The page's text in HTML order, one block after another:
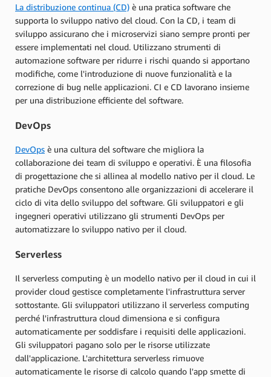
La distribuzione continua (CD) è una pratica software che
supporta lo sviluppo nativo del cloud. Con la CD, i team di
sviluppo assicurano che i microservizi siano sempre pronti per
essere implementati nel cloud. Utilizzano strumenti di
automazione software per ridurre i rischi quando si apportano
modifiche, come l'introduzione di nuove funzionalità e la
correzione di bug nelle applicazioni. CI e CD lavorano insieme
per una distribuzione efficiente del software.
DevOps
DevOps è una cultura del software che migliora la
collaborazione dei team di sviluppo e operativi. È una filosofia
di progettazione che si allinea al modello nativo per il cloud. Le
pratiche DevOps consentono alle organizzazioni di accelerare il
ciclo di vita dello sviluppo del software. Gli sviluppatori e gli
ingegneri operativi utilizzano gli strumenti DevOps per
automatizzare lo sviluppo nativo per il cloud.
Serverless
Il serverless computing è un modello nativo per il cloud in cui il
provider cloud gestisce completamente l'infrastruttura server
sottostante. Gli sviluppatori utilizzano il serverless computing
perché l'infrastruttura cloud dimensiona e si configura
automaticamente per soddisfare i requisiti delle applicazioni.
Gli sviluppatori pagano solo per le risorse utilizzate
dall'applicazione. L'architettura serverless rimuove
automaticamente le risorse di calcolo quando l'app smette di